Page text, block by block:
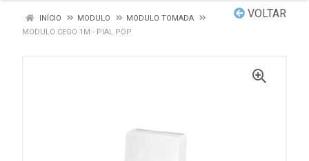
VOLTAR
INÍCIO MODULO
MODULO TOMADA
MODULO CEGO 1M - PIAL POP